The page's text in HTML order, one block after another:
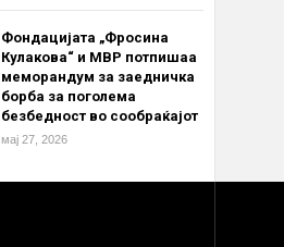
Фондацијата „Фросина
Кулакова“ и МВР потпишаа
меморандум за заедничка
борба за поголема
безбедност во сообраќајот
мај 27, 2026